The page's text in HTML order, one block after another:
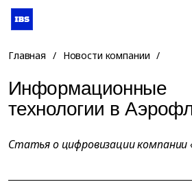
Главная / Новости компании /
Информационные
технологии в
Статья о цифровизации компании